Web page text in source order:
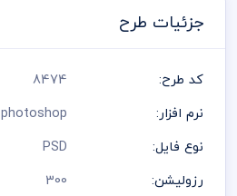
جزئیات طرح
کد طرح:
8474
نرم افزار:
photoshop
نوع فایل:
PSD
رزولیشن:
300